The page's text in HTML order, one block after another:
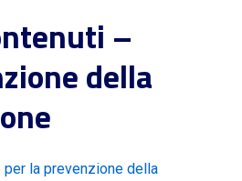
–
della
per la prevenzione della